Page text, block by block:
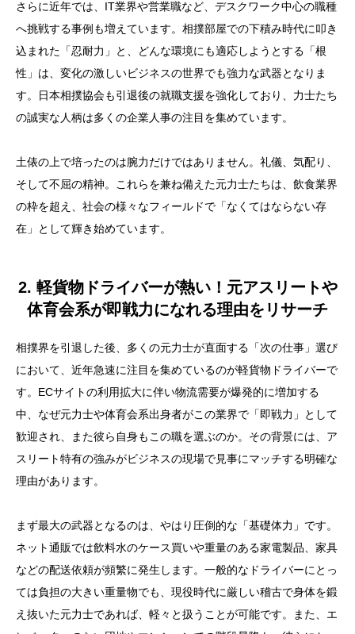
さらに近年では、IT業界や営業職など、デスクワーク中心の職種
へ挑戦する事例も増えています。相撲部屋での下積み時代に叩き
込まれた「忍耐力」と、どんな環境にも適応しようとする「根
性」は、変化の激しいビジネスの世界でも強力な武器となりま
す。日本相撲協会も引退後の就職支援を強化しており、力士たち
の誠実な人柄は多くの企業人事の注目を集めています。
土俵の上で培ったのは腕力だけではありません。礼儀、気配り、
そして不屈の精神。これらを兼ね備えた元力士たちは、飲食業界
の枠を超え、社会の様々なフィールドで「なくてはならない存
在」として輝き始めています。
2. 軽貨物ドライバーが熱い！元アスリートや
体育会系が即戦力になれる理由をリサーチ
相撲界を引退した後、多くの元力士が直面する「次の仕事」選び
において、近年急速に注目を集めているのが軽貨物ドライバーで
す。ECサイトの利用拡大に伴い物流需要が爆発的に増加する
中、なぜ元力士や体育会系出身者がこの業界で「即戦力」として
歓迎され、また彼ら自身もこの職を選ぶのか。その背景には、ア
スリート特有の強みがビジネスの現場で見事にマッチする明確な
理由があります。
まず最大の武器となるのは、やはり圧倒的な「基礎体力」です。
ネット通販では飲料水のケース買いや重量のある家電製品、家具
などの配送依頼が頻繁に発生します。一般的なドライバーにとっ
ては負担の大きい重量物でも、現役時代に厳しい稽古で身体を鍛
え抜いた元力士であれば、軽々と扱うことが可能です。また、エ